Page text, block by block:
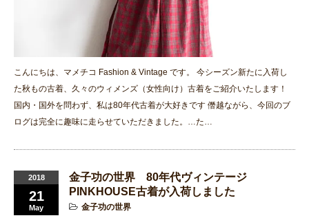
こんにちは、マメチコ Fashion & Vintage です。 今シーズン新たに入荷し
た秋もの古着、久々のウィメンズ（女性向け）古着をご紹介いたします！
国内・国外を問わず、私は80年代古着が大好きです 僭越ながら、今回のブ
ログは完全に趣味に走らせていただきました。…た…
2018
21
May
金子功の世界 80年代ヴィンテージ
PINKHOUSE古着が入荷しました
金子功の世界